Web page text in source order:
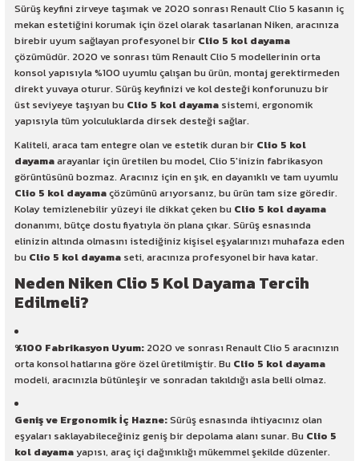
Sürüş keyfini zirveye taşımak ve 2020 sonrası Renault Clio 5 kasanın iç
mekan estetiğini korumak için özel olarak tasarlanan Niken, aracınıza
birebir uyum sağlayan profesyonel bir Clio 5 kol dayama
çözümüdür. 2020 ve sonrası tüm Renault Clio 5 modellerinin orta
konsol yapısıyla %100 uyumlu çalışan bu ürün, montaj gerektirmeden
direkt yuvaya oturur. Sürüş keyfinizi ve kol desteği konforunuzu bir
üst seviyeye taşıyan bu Clio 5 kol dayama sistemi, ergonomik
yapısıyla tüm yolculuklarda dirsek desteği sağlar.
Kaliteli, araca tam entegre olan ve estetik duran bir Clio 5 kol
dayamaarayanlar için üretilen bu model, Clio 5'inizin fabrikasyon
görüntüsünü bozmaz. Aracınız için en şık, en dayanıklı ve tam uyumlu
Clio 5 kol dayamaçözümünü arıyorsanız, bu ürün tam size göredir.
Kolay temizlenebilir yüzeyi ile dikkat çeken bu Clio 5 kol dayama
donanımı, bütçe dostu fiyatıyla ön plana çıkar. Sürüş esnasında
elinizin altında olmasını istediğiniz kişisel eşyalarınızı muhafaza eden
bu Clio 5 kol dayama seti, aracınıza profesyonel bir hava katar.
Neden Niken Clio 5 Kol Dayama Tercih
Edilmeli?
%100 Fabrikasyon Uyum: 2020 ve sonrası Renault Clio 5 aracınızın
orta konsol hatlarına göre özel üretilmiştir. Bu Clio 5 kol dayama
modeli, aracınızla bütünleşir ve sonradan takıldığı asla belli olmaz.
Geniş ve Ergonomik İç Hazne:Sürüş esnasında ihtiyacınız olan
eşyaları saklayabileceğiniz geniş bir depolama alanı sunar. Bu Clio 5
kol dayamayapısı, araç içi dağınıklığı mükemmel şekilde düzenler.